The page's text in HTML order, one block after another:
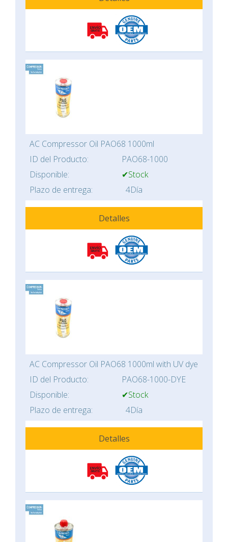
AC Compressor Oil PAO68 1000ml
ID del Producto:
PAO68-1000
Disponible:
✔Stock
Plazo de entrega:
4Día
Detalles
AC Compressor Oil PAO68 1000ml with UV dye
ID del Producto:
PAO68-1000-DYE
Disponible:
✔Stock
Plazo de entrega:
4Día
Detalles